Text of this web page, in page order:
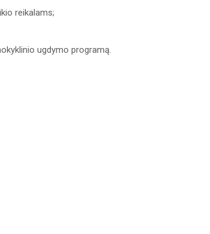
reikalams;
ugdymo programą.